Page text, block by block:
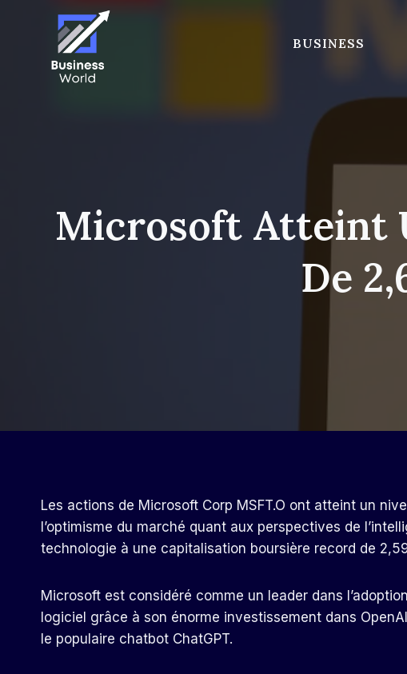
BUSINESS
Microsoft Atteint
De
Les actions de Microsoft Corp MSFT.O ont atteint un
l’optimisme du marché quant aux perspectives de
technologie à une capitalisation boursière record de
Microsoft est considéré comme un leader dans
logiciel grâce à son énorme investissement dans
le populaire chatbot ChatGPT.